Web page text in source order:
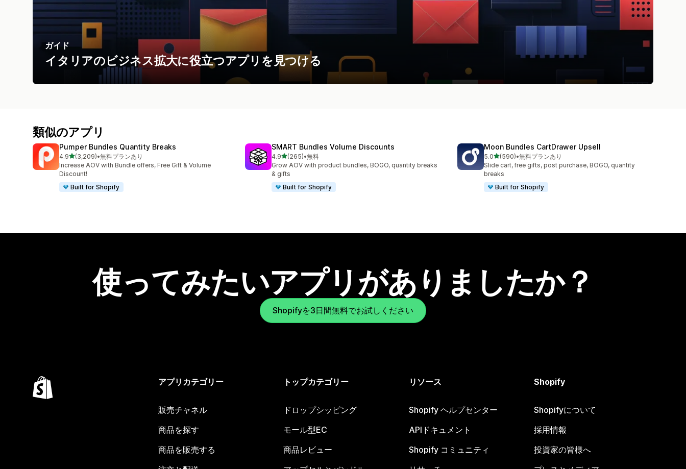
ガイド
イタリアのビジネス拡大に役立つアプリを見つける
類似のアプリ
Pumper Bundles Quantity Breaks
4.95つ星中
(3,209)
合計レビュー数：3209件
•無料プランあり
Increase AOV with Bundle offers, Free Gift & Volume
Discount!
Built for Shopify
SMART Bundles Volume Discounts
4.95つ星中
(265)
合計レビュー数：265件
•無料
Grow AOV with product bundles, BOGO, quantity breaks
& gifts
Built for Shopify
Moon Bundles CartDrawer Upsell
5.05つ星中
(590)
合計レビュー数：590件
•無料プランあり
Slide cart, free gifts, post purchase, BOGO, quantity
breaks
Built for Shopify
使ってみたいアプリがありましたか？
Shopifyを3日間無料でお試しください
アプリカテゴリー
販売チャネル
商品を探す
商品を販売する
トップカテゴリー
ドロップシッピング
モール型EC
商品レビュー
リソース
Shopify ヘルプセンター
APIドキュメント
Shopify コミュニティ
Shopify
Shopifyについて
採用情報
投資家の皆様へ